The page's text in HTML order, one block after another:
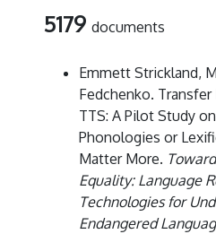
5179 documents
Emmett Strickland,
Fedchenko.
TTS: A Pilot Study
Phonologies or
Matter More.
Equality: Language
Technologies for
Endangered